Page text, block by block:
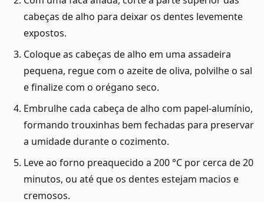
cabeças de alho para deixar os dentes levemente
expostos.
Coloque as cabeças de alho em uma assadeira
pequena, regue com o azeite de oliva, polvilhe o sal
e finalize com o orégano seco.
Embrulhe cada cabeça de alho com papel-alumínio,
formando trouxinhas bem fechadas para preservar
a umidade durante o cozimento.
Leve ao forno preaquecido a 200 °C por cerca de 20
minutos, ou até que os dentes estejam macios e
cremosos.